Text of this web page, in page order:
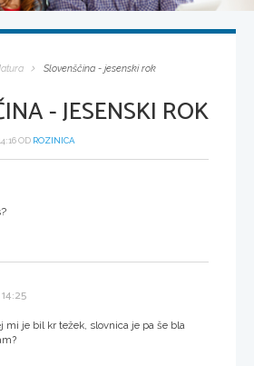
Slovenščina - jesenski rok
- JESENSKI ROK
OD ROZINICA
mi je bil kr težek, slovnica je pa še bla